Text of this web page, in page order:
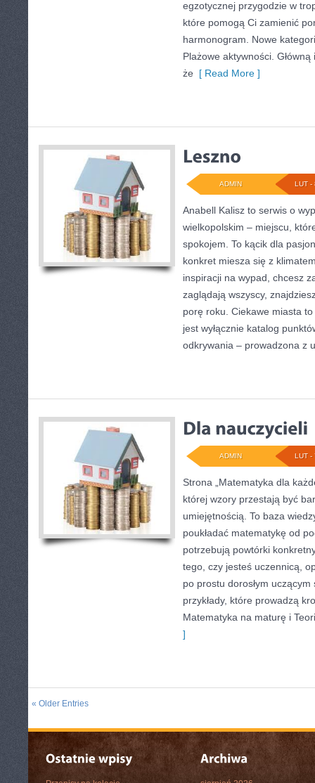
egzotycznej przygodzie w
które pomogą Ci zamienić
harmonogram. Nowe
Plażowe aktywności.
że [ Read More ]
LUT -
ADMIN
Anabell Kalisz to serwis o
wielkopolskim – miejscu,
spokojem. To kącik dla
konkret miesza się z
inspiracji na wypad, chcesz
zaglądają wszyscy,
porę roku. Ciekawe miasta
jest wyłącznie katalog
odkrywania – prowadzona z
LUT -
ADMIN
Strona „Matematyka dla
której wzory przestają być
umiejętnością. To baza
poukładać matematykę od
potrzebują powtórki
tego, czy jesteś uczennicą,
po prostu dorosłym
przykłady, które prowadzą
Matematyka na maturę i
]
« Older Entries